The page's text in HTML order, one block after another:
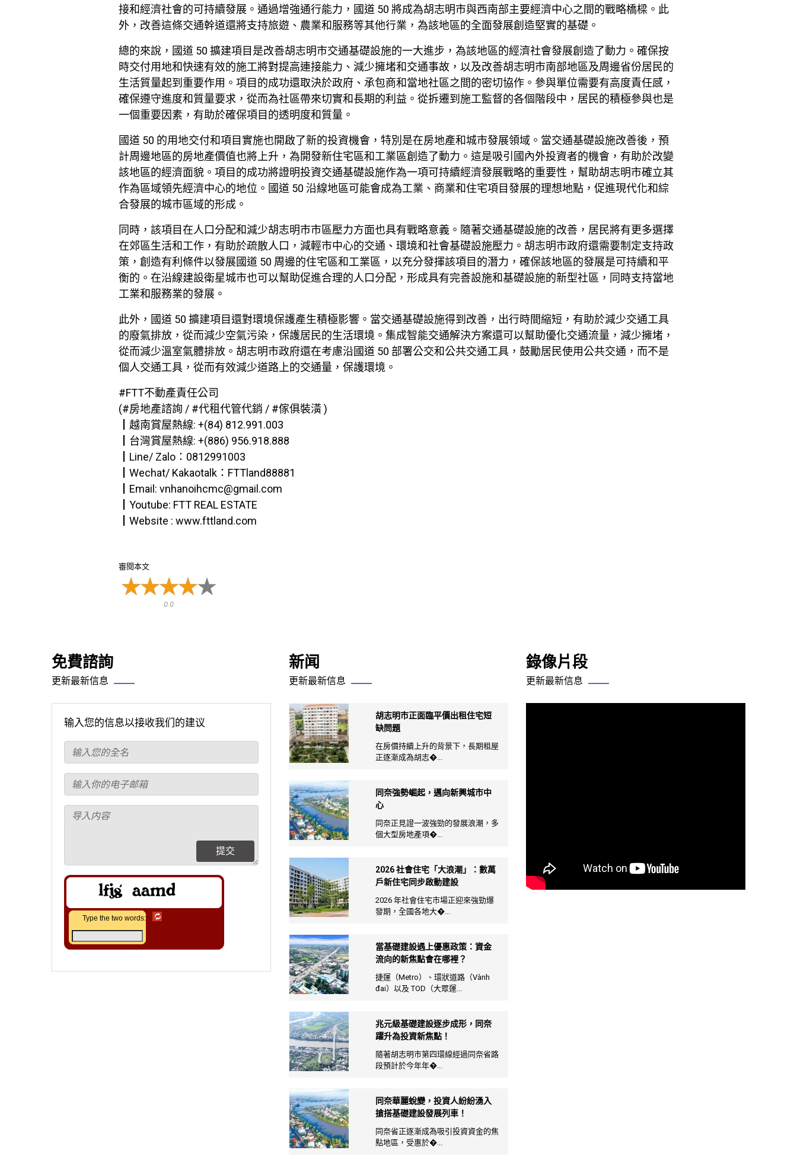
接和經濟社會的可持續發展。通過增強通行能力，國道 50 將成為胡志明市與西南部主要經濟中心之間的戰略橋樑。此
外，改善這條交通幹道還將支持旅遊、農業和服務等其他行業，為該地區的全面發展創造堅實的基礎。
總的來說，國道 50 擴建項目是改善胡志明市交通基礎設施的一大進步，為該地區的經濟社會發展創造了動力。確保按
時交付用地和快速有效的施工將對提高連接能力、減少擁堵和交通事故，以及改善胡志明市南部地區及周邊省份居民的
生活質量起到重要作用。項目的成功還取決於政府、承包商和當地社區之間的密切協作。參與單位需要有高度責任感，
確保遵守進度和質量要求，從而為社區帶來切實和長期的利益。從拆遷到施工監督的各個階段中，居民的積極參與也是
一個重要因素，有助於確保項目的透明度和質量。
國道 50 的用地交付和項目實施也開啟了新的投資機會，特別是在房地產和城市發展領域。當交通基礎設施改善後，預
計周邊地區的房地產價值也將上升，為開發新住宅區和工業區創造了動力。這是吸引國內外投資者的機會，有助於改變
該地區的經濟面貌。項目的成功將證明投資交通基礎設施作為一項可持續經濟發展戰略的重要性，幫助胡志明市確立其
作為區域領先經濟中心的地位。國道 50 沿線地區可能會成為工業、商業和住宅項目發展的理想地點，促進現代化和綜
合發展的城市區域的形成。
同時，該項目在人口分配和減少胡志明市市區壓力方面也具有戰略意義。隨著交通基礎設施的改善，居民將有更多選擇
在郊區生活和工作，有助於疏散人口，減輕市中心的交通、環境和社會基礎設施壓力。胡志明市政府還需要制定支持政
策，創造有利條件以發展國道 50 周邊的住宅區和工業區，以充分發揮該項目的潛力，確保該地區的發展是可持續和平
衡的。在沿線建設衛星城市也可以幫助促進合理的人口分配，形成具有完善設施和基礎設施的新型社區，同時支持當地
工業和服務業的發展。
此外，國道 50 擴建項目還對環境保護產生積極影響。當交通基礎設施得到改善，出行時間縮短，有助於減少交通工具
的廢氣排放，從而減少空氣污染，保護居民的生活環境。集成智能交通解決方案還可以幫助優化交通流量，減少擁堵，
從而減少溫室氣體排放。胡志明市政府還在考慮沿國道 50 部署公交和公共交通工具，鼓勵居民使用公共交通，而不是
個人交通工具，從而有效減少道路上的交通量，保護環境。
#FTT不動產責任公司
(#房地產諮詢 / #代租代管代銷 / #傢俱裝潢 )
┃越南賞屋熱線: +(84) 812.991.003
┃台灣賞屋熱線: +(886) 956.918.888
┃Line/ Zalo：0812991003
┃Wechat/ Kakaotalk：FTTland88881
┃Email: vnhanoihcmc@gmail.com
┃Youtube: FTT REAL ESTATE
┃Website : www.fttland.com
審閱本文
0 0
免費諮詢
更新最新信息
输入您的信息以接收我们的建议
提交
Type the two words:
新闻
更新最新信息
胡志明市正面臨平價出租住宅短
缺問題
在房價持續上升的背景下，長期租屋
正逐漸成為胡志�...
同奈強勢崛起，邁向新興城市中
心
同奈正見證一波強勁的發展浪潮，多
個大型房地產項�...
2026 社會住宅「大浪潮」：數萬
戶新住宅同步啟動建設
2026 年社會住宅市場正迎來強勁爆
發期，全國各地大�...
當基礎建設遇上優惠政策：資金
流向的新焦點會在哪裡？
捷運（Metro）、環狀道路（Vành
đai）以及 TOD（大眾運...
兆元級基礎建設逐步成形，同奈
躍升為投資新焦點！
隨著胡志明市第四環線經過同奈省路
段預計於今年年�...
同奈華麗蛻變，投資人紛紛湧入
搶搭基礎建設發展列車！
同奈省正逐漸成為吸引投資資金的焦
點地區，受惠於�...
錄像片段
更新最新信息